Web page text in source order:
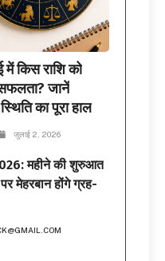
किस राशि को
जानें
का पूरा हाल
जुलाई 2, 2026
महीने की शुरुआत
मेहरबान होंगे ग्रह-